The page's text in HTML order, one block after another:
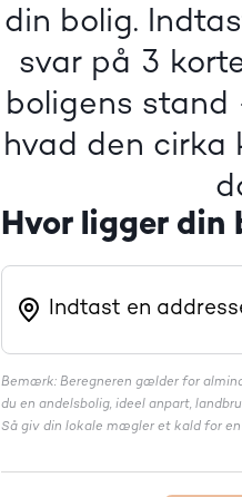
din bolig.
svar på 3
boligens stand
hvad den cirka
Hvor ligger din
Bemærk: Beregneren gælder for
du en andelsbolig, ideel anpart,
Så giv din lokale mægler et kald for
Dårlig
Dårlig
Dårlig
Villa